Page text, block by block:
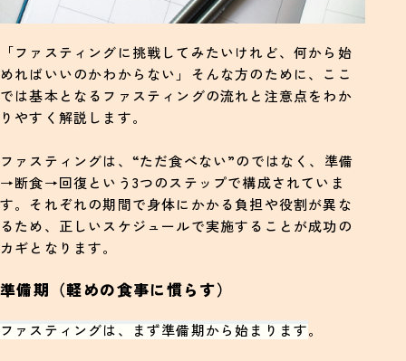
「ファスティングに挑戦してみたいけれど、何から始
めればいいのかわからない」そんな方のために、ここ
では基本となるファスティングの流れと注意点をわか
りやすく解説します。
ファスティングは、“ただ食べない”のではなく、準備
→断食→回復という3つのステップで構成されていま
す。それぞれの期間で身体にかかる負担や役割が異な
るため、正しいスケジュールで実施することが成功の
カギとなります。
準備期（軽めの食事に慣らす）
ファスティングは、まず準備期から始まります。